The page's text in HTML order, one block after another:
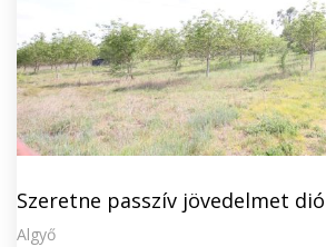
Szeretne passzív jövedelmet
Algyő